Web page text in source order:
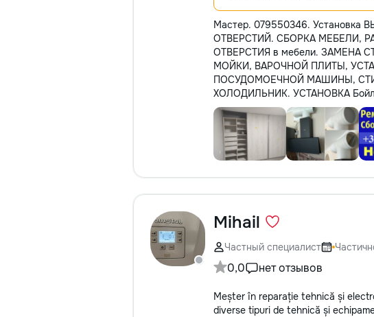
Мастер. 079550346.
ОТВЕРСТИЙ. СБОРКА МЕБЕЛИ,
ОТВЕРСТИЯ в мебели. ЗАМЕНА
МОЙКИ, ВАРОЧНОЙ ПЛИТЫ,
ПОСУДОМОЕЧНОЙ МАШИНЫ,
ХОЛОДИЛЬНИК. УСТАНОВКА
Mihail
Частный специалист
0,0 нет отзывов
Meșter în reparație tehnică și
diverse tipuri de tehnică și